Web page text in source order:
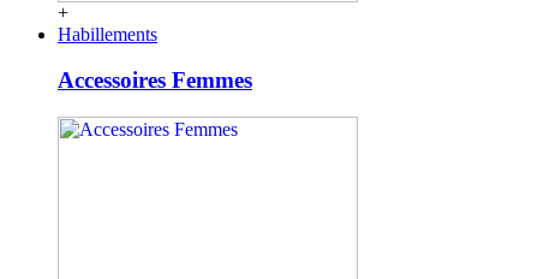
+
Habillements
Accessoires Femmes